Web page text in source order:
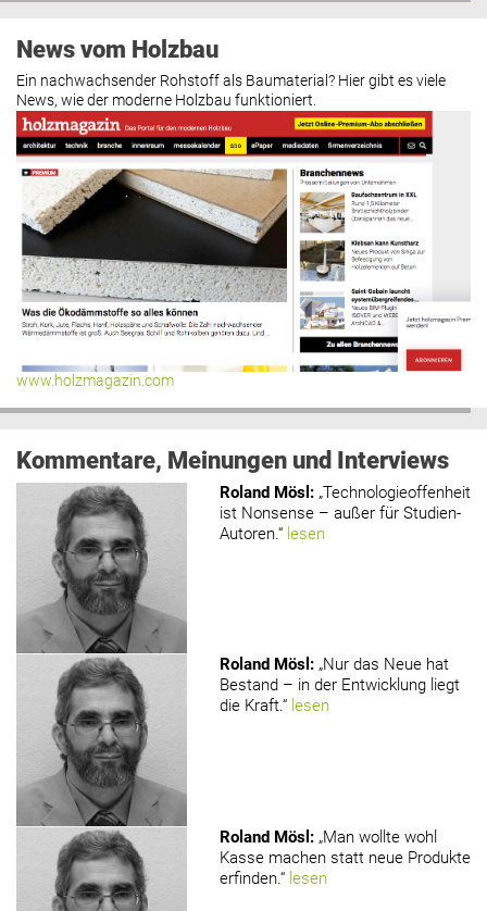
News vom Holzbau
Ein nachwachsender Rohstoff als Baumaterial? Hier gibt es viele
News, wie der moderne Holzbau funktioniert.
www.holzmagazin.com
Kommentare, Meinungen und Interviews
Roland Mösl : „Technologieoffenheit
ist Nonsense – außer für Studien-
Autoren.“ lesen
Roland Mösl : „Nur das Neue hat
Bestand – in der Entwicklung liegt
die Kraft.“ lesen
Roland Mösl : „Man wollte wohl
Kasse machen statt neue Produkte
erfinden.“ lesen